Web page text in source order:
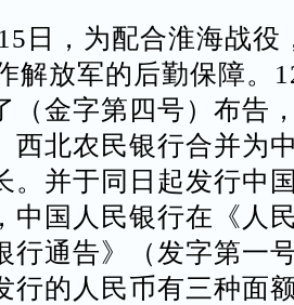
日，为配合淮海战役
解放军的后勤保障。
（金字第四号）布告
西北农民银行合并为
。并于同日起发行中
中国人民银行在《人
行通告》（发字第一
行的人民币有三种面